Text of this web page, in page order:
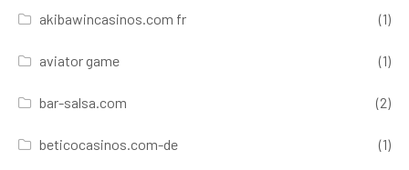
akibawincasinos.com fr (1)
aviator game (1)
bar-salsa.com (2)
beticocasinos.com-de (1)